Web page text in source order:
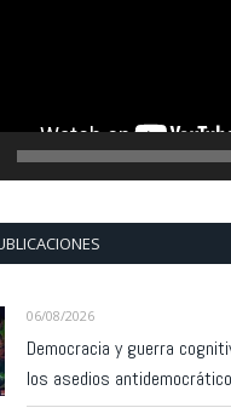
06/08/2026
Democracia y guerra
los asedios